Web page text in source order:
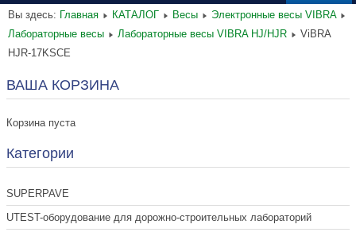
Вы здесь: Главная КАТАЛОГ Весы
Электронные весы VIBRA
Лабораторные весы
Лабораторные весы VIBRA HJ/HJR
ViBRA
HJR-17KSCE
ВАША КОРЗИНА
Корзина пуста
Категории
SUPERPAVE
UTEST-оборудование для дорожно-строительных лабораторий